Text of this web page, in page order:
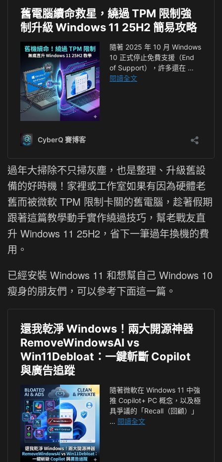
過年大掃除不只掃灰塵，也是整理、升級舊設
備的好時機！家裡或工作室如果有因為硬體老
舊而被微軟 TPM 限制卡關的舊電腦，趁著假期
跟著這篇教學動手實作繞過技巧，幫老戰友直
升 Windows 11 25H2，省下一筆過年換機的費
用。
已經安裝 Windows 11 和想幫自己 Windows 10
瘦身的朋友們，可以參考下面這一篇。